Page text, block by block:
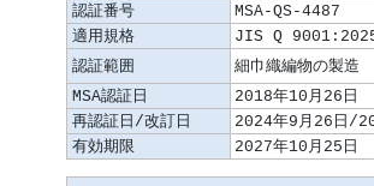
認証番号
MSA-QS-4487
適用規格
JIS Q
認証範囲
MSA認証日
2018年10月26日
再認証日/改訂日
2024年9月26日/
有効期限
2027年10月25日